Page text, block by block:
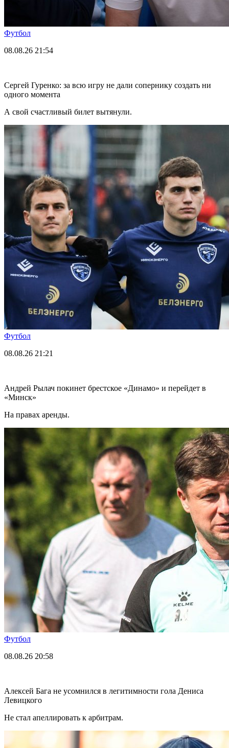
Футбол
08.08.26 21:54
Сергей Гуренко: за всю игру не дали сопернику создать ни
одного момента
А свой счастливый билет вытянули.
Футбол
08.08.26 21:21
Андрей Рылач покинет брестское «Динамо» и перейдет в
«Минск»
На правах аренды.
Футбол
08.08.26 20:58
Алексей Бага не усомнился в легитимности гола Дениса
Левицкого
Не стал апеллировать к арбитрам.